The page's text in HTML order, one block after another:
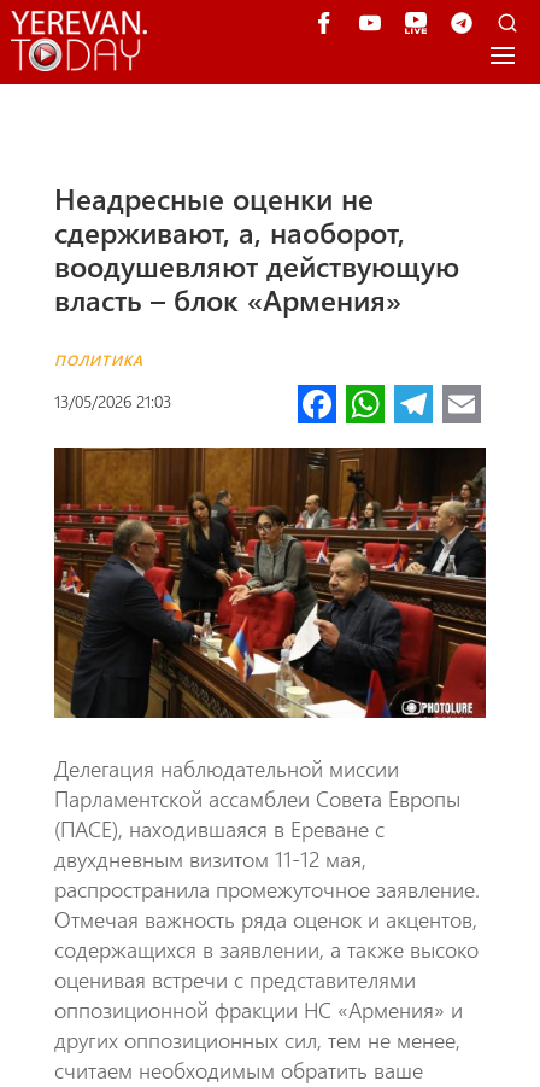
Неадресные оценки не
сдерживают, а, наоборот,
воодушевляют действующую
власть – блок «Армения»
ПОЛИТИКА
13/05/2026 21:03 Fa
ce
b
o
o
k
W
h
at
s
A
p
p
Te
le
gr
a
m
m
ail
Делегация наблюдательной миссии
Парламентской ассамблеи Совета Европы
(ПАСЕ), находившаяся в Ереване с
двухдневным визитом 11-12 мая,
распространила промежуточное заявление.
Отмечая важность ряда оценок и акцентов,
содержащихся в заявлении, а также высоко
оценивая встречи с представителями
оппозиционной фракции НС «Армения» и
других оппозиционных сил, тем не менее,
считаем необходимым обратить ваше